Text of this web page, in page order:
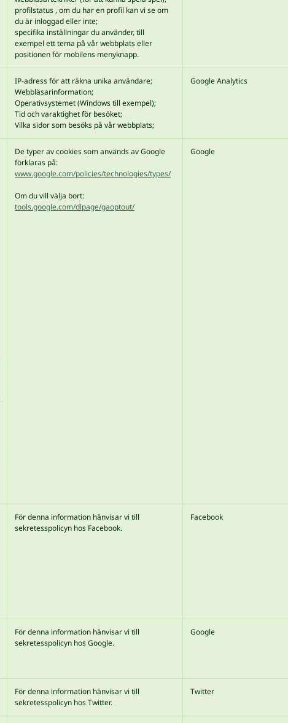
profilstatus , om du har en profil kan vi se om
du är inloggad eller inte;
specifika inställningar du använder, till
exempel ett tema på vår webbplats eller
positionen för mobilens menyknapp.
IP-adress för att räkna unika användare;
Webbläsarinformation;
Operativsystemet (Windows till exempel);
Tid och varaktighet för besöket;
Vilka sidor som besöks på vår webbplats;
Google Analytics
De typer av cookies som används av Google
förklaras på:
www.google.com/policies/technologies/types/
Om du vill välja bort:
tools.google.com/dlpage/gaoptout/
Google
För denna information hänvisar vi till
sekretesspolicyn hos Facebook.
Facebook
För denna information hänvisar vi till
sekretesspolicyn hos Google.
Google
För denna information hänvisar vi till
sekretesspolicyn hos Twitter.
Twitter